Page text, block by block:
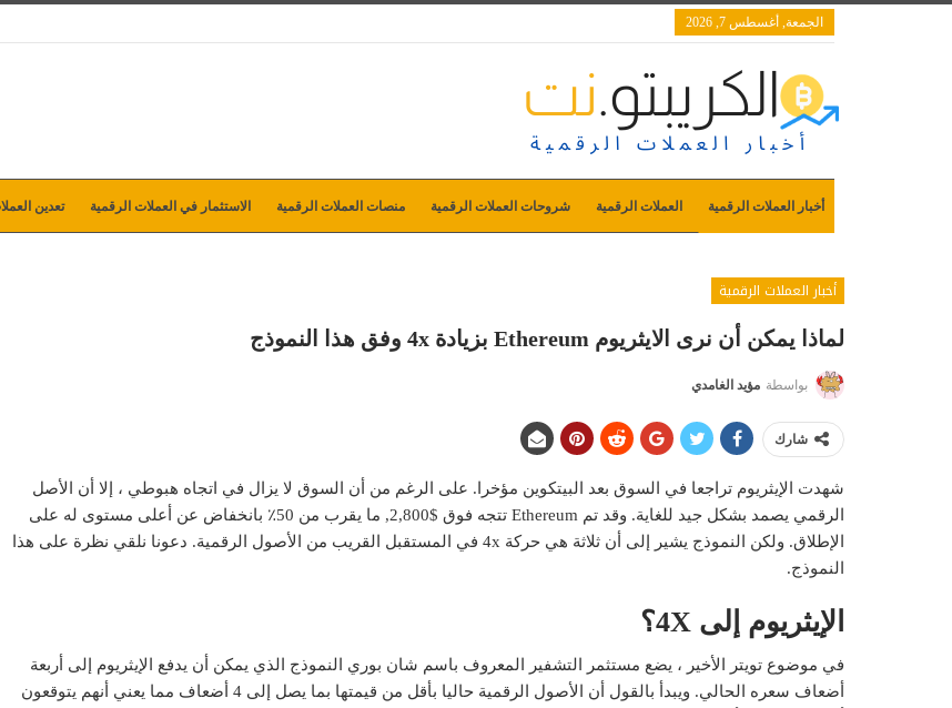
الجمعة, أغسطس 7, 2026
أخبار العملات الرقمية العملات الرقمية شروحات العملات الرقمية منصات العملات الرقمية الاستثمار في العملات الرقمية تعدين
أخبار العملات الرقمية
لماذا يمكن أن نرى الايثريوم Ethereum بزيادة 4x وفق هذا النموذج
بواسطة مؤيد الغامدي
شارك
شهدت الإيثريوم تراجعا في السوق بعد البيتكوين مؤخرا. على الرغم من أن السوق لا يزال في اتجاه هبوطي ، إلا أن الأصل
الرقمي يصمد بشكل جيد للغاية. وقد تم Ethereum تتجه فوق $2,800, ما يقرب من 50٪ بانخفاض عن أعلى مستوى له على
الإطلاق. ولكن النموذج يشير إلى أن ثلاثة هي حركة 4x في المستقبل القريب من الأصول الرقمية. دعونا نلقي نظرة على هذا
النموذج.
الإيثريوم إلى 4X؟
في موضوع تويتر الأخير ، يضع مستثمر التشفير المعروف باسم شان بوري النموذج الذي يمكن أن يدفع الإيثريوم إلى أربعة
أضعاف سعره الحالي. ويبدأ بالقول أن الأصول الرقمية حاليا بأقل من قيمتها بما يصل إلى 4 أضعاف مما يعني أنهم يتوقعون